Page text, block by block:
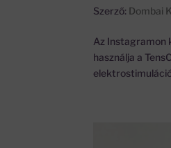
Szerző: Dombai
Az Instagramon
használja a